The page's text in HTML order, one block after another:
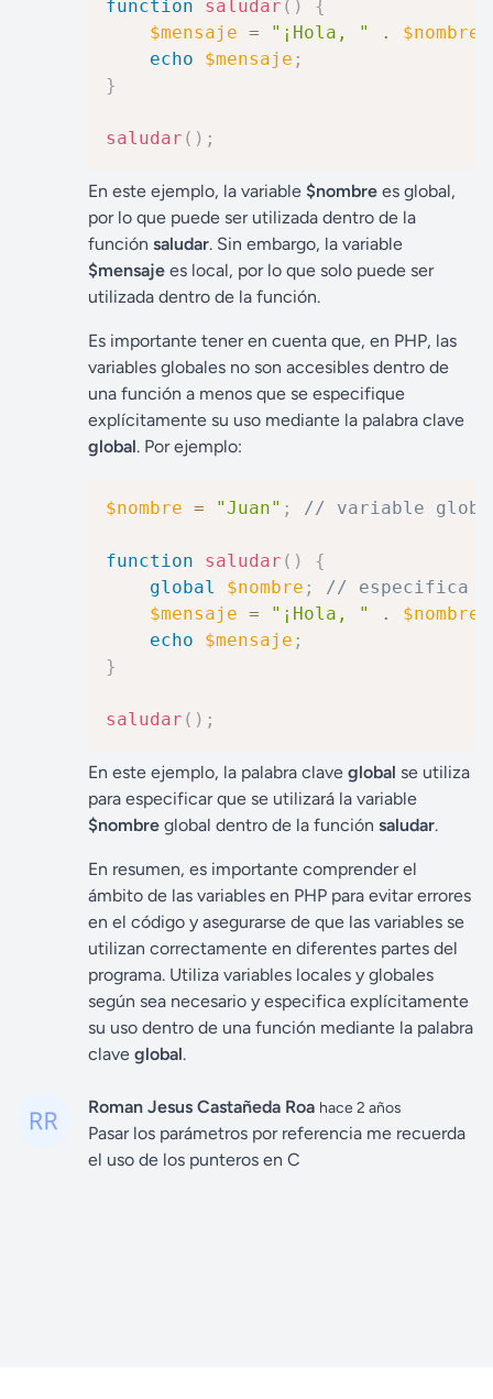
function saludar ( )
{
$mensaje = "¡Hola, " . $nombre
echo
$mensaje ;
}
saludar ( ) ;
En este ejemplo, la variable $nombre es global,
por lo que puede ser utilizada dentro de la
función saludar. Sin embargo, la variable
$mensaje es local, por lo que solo puede ser
utilizada dentro de la función.
Es importante tener en cuenta que, en PHP, las
variables globales no son accesibles dentro de
una función a menos que se especifique
explícitamente su uso mediante la palabra clave
global. Por ejemplo:
$nombre = "Juan" ; // variable
function saludar ( )
{
global
$nombre ;
// especifica
$mensaje = "¡Hola, " . $nombre
echo
$mensaje ;
}
saludar ( ) ;
En este ejemplo, la palabra clave global se utiliza
para especificar que se utilizará la variable
$nombre global dentro de la función saludar.
En resumen, es importante comprender el
ámbito de las variables en PHP para evitar errores
en el código y asegurarse de que las variables se
utilizan correctamente en diferentes partes del
programa. Utiliza variables locales y globales
según sea necesario y especifica explícitamente
su uso dentro de una función mediante la palabra
clave global.
Roman Jesus Castañeda Roa hace 2 años
Pasar los parámetros por referencia me recuerda
el uso de los punteros en C